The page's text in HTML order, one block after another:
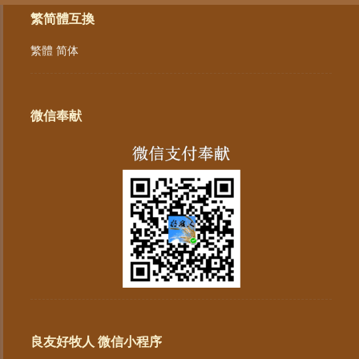
繁简體互換
繁體 简体
微信奉献
良友好牧人 微信小程序